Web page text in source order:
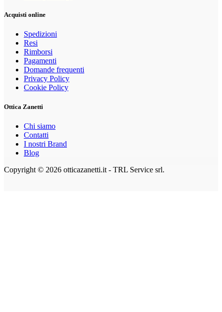
Acquisti online
Spedizioni
Resi
Rimborsi
Pagamenti
Domande frequenti
Privacy Policy
Cookie Policy
Ottica Zanetti
Chi siamo
Contatti
I nostri Brand
Blog
Copyright © 2026 otticazanetti.it - TRL Service srl.